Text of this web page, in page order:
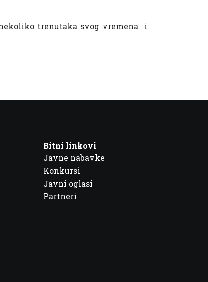
trenutaka svog vremena i
Bitni linkovi
Javne nabavke
Konkursi
Javni oglasi
Partneri